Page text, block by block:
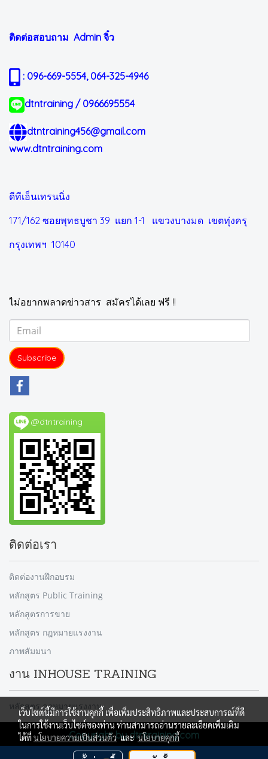
ติดต่อสอบถาม Admin จิ๋ว
: 096-669-5554, 064-325-4946
dtntraining / 0966695554
dtntraining456@gmail.com
www.dtntraining.com
ดีทีเอ็นเทรนนิ่ง
171/162 ซอยพุทธบูชา 39 แยก 1-1 แขวงบางมด เขตทุ่งครุ
กรุงเทพฯ 10140
ไม่อยากพลาดข่าวสาร สมัครได้เลย ฟรี !!
Subscribe
@dtntraining
ติดต่อเรา
ติดต่องานฝึกอบรม
หลักสูตร Public Training
หลักสูตรการขาย
หลักสูตร กฎหมายแรงงาน
ภาพสัมมนา
งาน INHOUSE TRAINING
หลักสูตร กฎหมายแรงงาน
Copyright by dtntraining.com
ผู้เข้าชมวันนี้
เว็บไซต์นี้มีการใช้งานคุกกี้ เพื่อเพิ่มประสิทธิภาพและประสบการณ์ที่ดี
ในการใช้งานเว็บไซต์ของท่าน ท่านสามารถอ่านรายละเอียดเพิ่มเติม
ได้ที่นโยบายความเป็นส่วนตัวและนโยบายคุกกี้